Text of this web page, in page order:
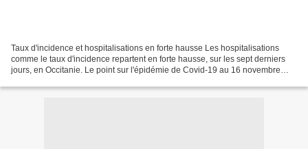
Taux d'incidence et hospitalisations en forte hausse Les hospitalisations
comme le taux d'incidence repartent en forte hausse, sur les sept derniers
jours, en Occitanie. Le point sur l'épidémie de Covid-19 au 16 novembre